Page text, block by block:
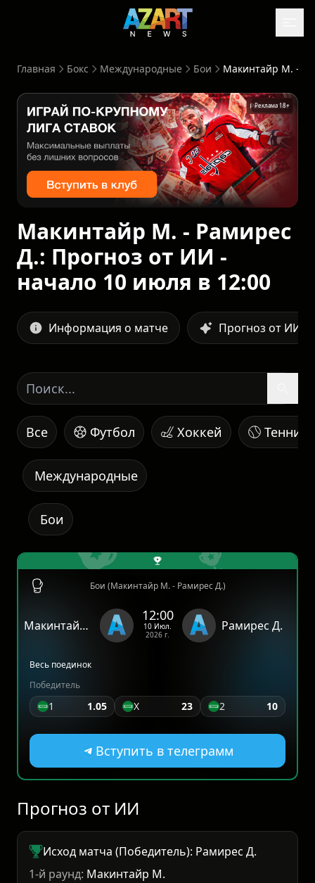
Главная Бокс Международные Бои
Реклама 18+
Макинтайр М. - Рамирес
Д.: Прогноз от ИИ -
начало 10 июля в 12:00
Информация о матче Прогноз от ИИ
Все Футбол Хоккей Теннис
Международные
Бои
Бои (Макинтайр М. - Рамирес Д.)
Макинтайр М.
12:00
10 Июл.
2026 г.
Рамирес Д.
Весь поединок
Победитель
1 1.05 Х 23 2 10
Вступить в телеграмм
Прогноз от ИИ
Исход матча (Победитель): Рамирес Д.
1-й раунд: Макинтайр М.